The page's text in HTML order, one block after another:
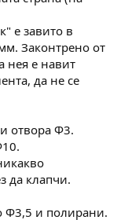
е завито в
Законтрено от
нея е навит
да не се
отвора Ф3.
да клапчи.
Ф3,5 и полирани.